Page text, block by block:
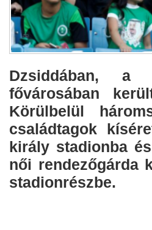
Dzsiddában, a
fővárosában
Körülbelül
családtagok
király stadionba
női rendezőgárda
stadionrészbe.